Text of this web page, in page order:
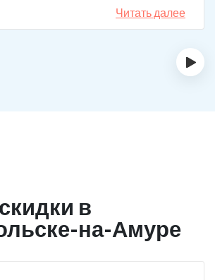
Читать далее
›
в
на-Амуре